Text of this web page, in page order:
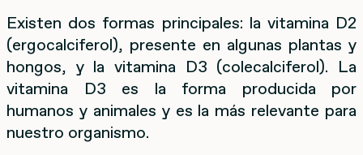
Existen dos formas principales: la vitamina D2
(ergocalciferol), presente en algunas plantas y
hongos, y la vitamina D3 (colecalciferol). La
vitamina D3 es la forma producida por
humanos y animales y es la más relevante para
nuestro organismo.